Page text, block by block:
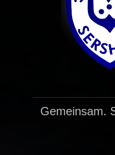
Gemeinsam.